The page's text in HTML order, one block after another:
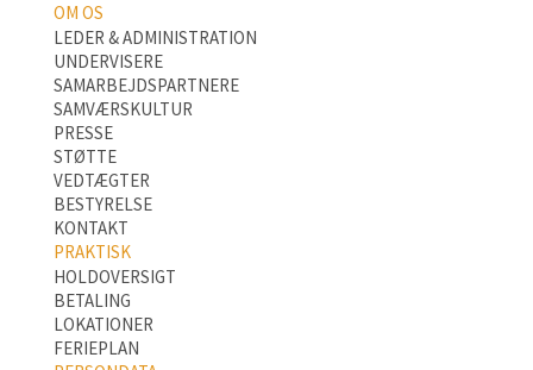
OM OS
LEDER & ADMINISTRATION
UNDERVISERE
SAMARBEJDSPARTNERE
SAMVÆRSKULTUR
PRESSE
STØTTE
VEDTÆGTER
BESTYRELSE
KONTAKT
PRAKTISK
HOLDOVERSIGT
BETALING
LOKATIONER
FERIEPLAN